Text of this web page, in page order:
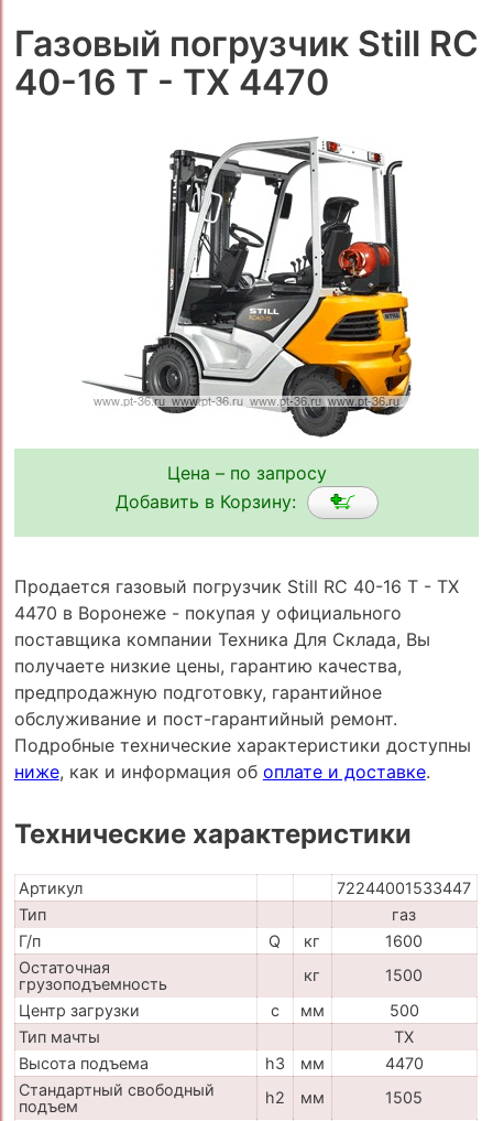
Газовый погрузчик Still RC
40-16 T - TX 4470
Цена – по запросу
Добавить в Корзину:
Продается газовый погрузчик Still RC 40-16 T - TX
4470 в Воронеже - покупая у официального
поставщика компании Техника Для Склада, Вы
получаете низкие цены, гарантию качества,
предпродажную подготовку, гарантийное
обслуживание и пост-гарантийный ремонт.
Подробные технические характеристики доступны
ниже, как и информация об оплате и доставке.
Технические характеристики
Артикул
72244001533447
Тип
газ
Г/п
Q кг
1600
Остаточная
грузоподъемность
кг
1500
Центр загрузки
c мм
500
Тип мачты
TX
Высота подъема
h3 мм
4470
Стандартный свободный
подъем
h2 мм
1505